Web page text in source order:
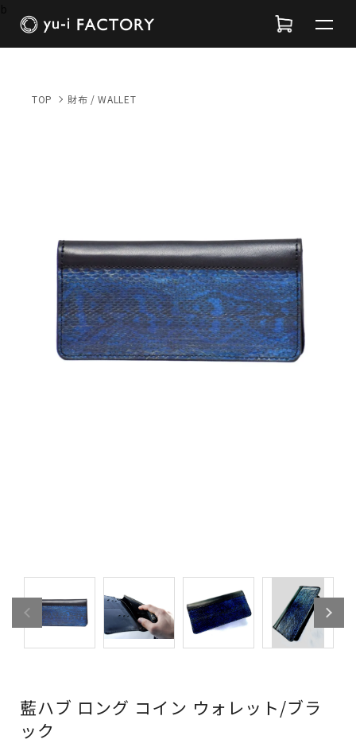
TOP 財布 / WALLET
藍ハブ ロング コイン ウォレット/ブラ
ック